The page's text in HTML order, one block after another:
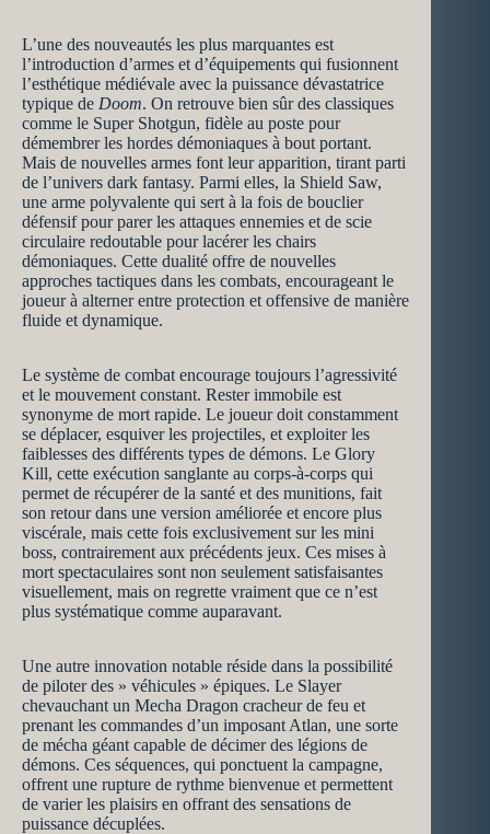
L’une des nouveautés les plus marquantes est
l’introduction d’armes et d’équipements qui fusionnent
l’esthétique médiévale avec la puissance dévastatrice
typique de Doom. On retrouve bien sûr des classiques
comme le Super Shotgun, fidèle au poste pour
démembrer les hordes démoniaques à bout portant.
Mais de nouvelles armes font leur apparition, tirant parti
de l’univers dark fantasy. Parmi elles, la Shield Saw,
une arme polyvalente qui sert à la fois de bouclier
défensif pour parer les attaques ennemies et de scie
circulaire redoutable pour lacérer les chairs
démoniaques. Cette dualité offre de nouvelles
approches tactiques dans les combats, encourageant le
joueur à alterner entre protection et offensive de manière
fluide et dynamique.
Le système de combat encourage toujours l’agressivité
et le mouvement constant. Rester immobile est
synonyme de mort rapide. Le joueur doit constamment
se déplacer, esquiver les projectiles, et exploiter les
faiblesses des différents types de démons. Le Glory
Kill, cette exécution sanglante au corps-à-corps qui
permet de récupérer de la santé et des munitions, fait
son retour dans une version améliorée et encore plus
viscérale, mais cette fois exclusivement sur les mini
boss, contrairement aux précédents jeux. Ces mises à
mort spectaculaires sont non seulement satisfaisantes
visuellement, mais on regrette vraiment que ce n’est
plus systématique comme auparavant.
Une autre innovation notable réside dans la possibilité
de piloter des » véhicules » épiques. Le Slayer
chevauchant un Mecha Dragon cracheur de feu et
prenant les commandes d’un imposant Atlan, une sorte
de mécha géant capable de décimer des légions de
démons. Ces séquences, qui ponctuent la campagne,
offrent une rupture de rythme bienvenue et permettent
de varier les plaisirs en offrant des sensations de
puissance décuplées.